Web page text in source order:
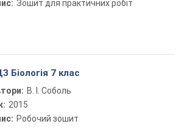
Зошит для практичних робіт
Біологія 7 клас
В. І. Соболь
2015
Робочий зошит